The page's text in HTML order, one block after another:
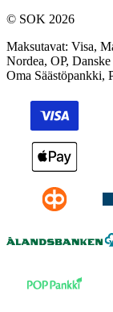
© SOK 2026
Maksutavat: Visa,
Nordea, OP,
Oma Säästöpankki,